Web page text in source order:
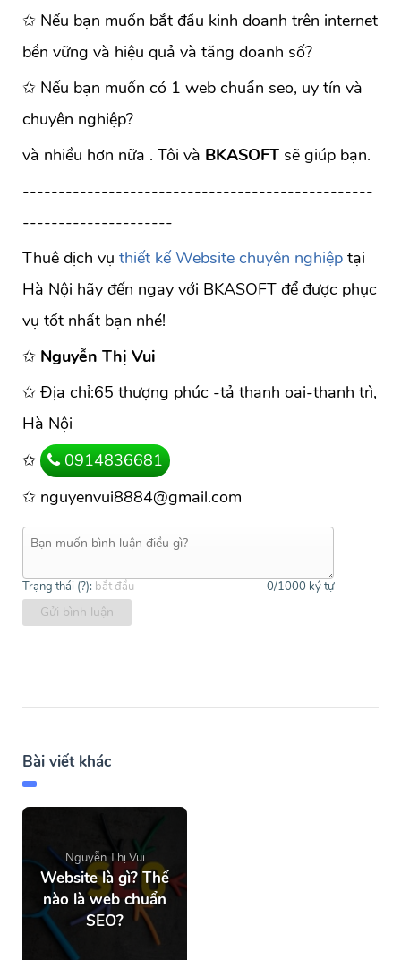
✩ Nếu bạn muốn bắt đầu kinh doanh trên internet
bền vững và hiệu quả và tăng doanh số?
✩ Nếu bạn muốn có 1 web chuẩn seo, uy tín và
chuyên nghiệp?
và nhiều hơn nữa . Tôi và BKASOFT sẽ giúp bạn.
-------------------------------------------------
---------------------
Thuê dịch vụ thiết kế Website chuyên nghiệp tại
Hà Nội hãy đến ngay với BKASOFT để được phục
vụ tốt nhất bạn nhé!
✩ Nguyễn Thị Vui
✩ Địa chỉ:65 thượng phúc -tả thanh oai-thanh trì,
Hà Nội
✩
0914836681
✩ nguyenvui8884@gmail.com
Trạng thái (?): bắt đầu 0/1000 ký tự
Gửi bình luận
Bài viết khác
Nguyễn Thị Vui
Website là gì? Thế
nào là web chuẩn
SEO?